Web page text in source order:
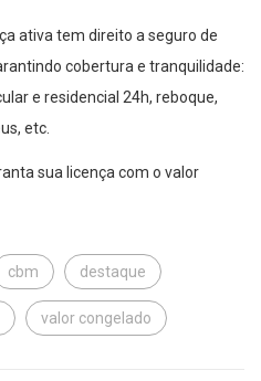
ativa tem direito a seguro de
cobertura e tranquilidade:
e residencial 24h, reboque,
etc.
sua licença com o valor
cbm destaque
valor congelado